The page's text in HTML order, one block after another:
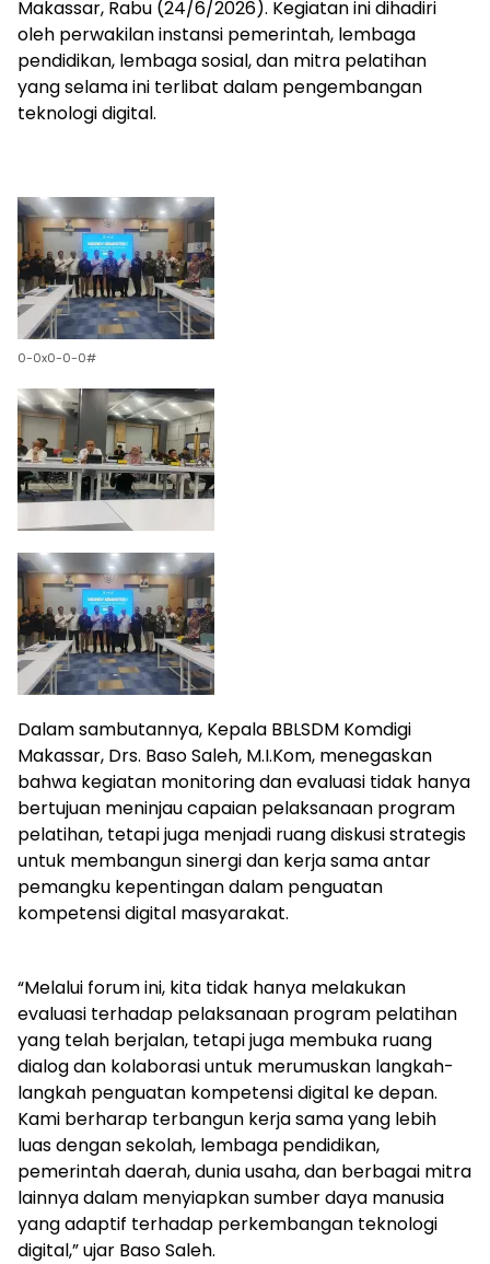
Makassar, Rabu (24/6/2026). Kegiatan ini dihadiri
oleh perwakilan instansi pemerintah, lembaga
pendidikan, lembaga sosial, dan mitra pelatihan
yang selama ini terlibat dalam pengembangan
teknologi digital.
0-0x0-0-0#
Dalam sambutannya, Kepala BBLSDM Komdigi
Makassar, Drs. Baso Saleh, M.I.Kom, menegaskan
bahwa kegiatan monitoring dan evaluasi tidak hanya
bertujuan meninjau capaian pelaksanaan program
pelatihan, tetapi juga menjadi ruang diskusi strategis
untuk membangun sinergi dan kerja sama antar
pemangku kepentingan dalam penguatan
kompetensi digital masyarakat.
“Melalui forum ini, kita tidak hanya melakukan
evaluasi terhadap pelaksanaan program pelatihan
yang telah berjalan, tetapi juga membuka ruang
dialog dan kolaborasi untuk merumuskan langkah-
langkah penguatan kompetensi digital ke depan.
Kami berharap terbangun kerja sama yang lebih
luas dengan sekolah, lembaga pendidikan,
pemerintah daerah, dunia usaha, dan berbagai mitra
lainnya dalam menyiapkan sumber daya manusia
yang adaptif terhadap perkembangan teknologi
digital,” ujar Baso Saleh.